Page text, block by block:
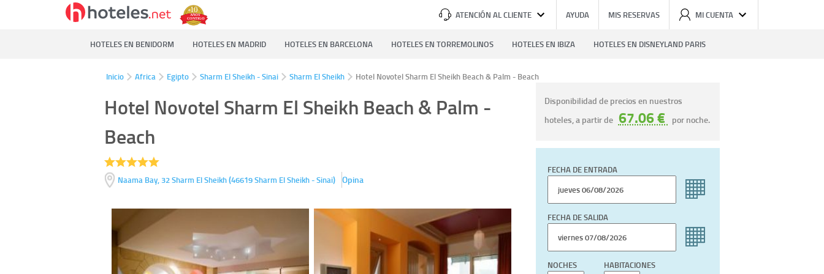
ATENCIÓN AL CLIENTE AYUDA MIS RESERVAS MI CUENTA
HOTELES EN BENIDORM HOTELES EN MADRID HOTELES EN BARCELONA HOTELES EN TORREMOLINOS HOTELES EN IBIZA HOTELES EN DISNEYLAND PARIS
Inicio Africa Egipto Sharm El Sheikh - Sinai Sharm El Sheikh Hotel Novotel Sharm El Sheikh Beach & Palm - Beach
Hotel Novotel Sharm El Sheikh Beach & Palm -
Beach
Naama Bay, 32Sharm El Sheikh(46619Sharm El Sheikh - Sinai) Opina
Disponibilidad de precios en nuestros
hoteles, a partir de 67.06 € por noche.
FECHA DE ENTRADA
FECHA DE SALIDA
NOCHES HABITACIONES